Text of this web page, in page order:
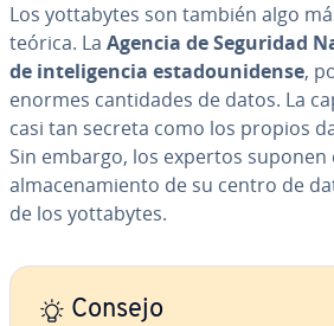
Los yo­t­ta­b­y­tes son también algo
teórica. La Agencia de Seguridad
de in­te­li­ge­n­cia es­ta­dou­ni­de­n­se,
enormes ca­n­ti­da­des de datos. La
casi tan secreta como los propios
Sin embargo, los expertos suponen
al­ma­ce­na­mie­n­to de su centro de
de los yo­t­ta­b­y­tes.
Consejo